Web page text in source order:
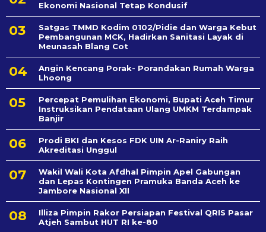
Ekonomi Nasional Tetap Kondusif
Satgas TMMD Kodim 0102/Pidie dan Warga Kebut
Pembangunan MCK, Hadirkan Sanitasi Layak di
Meunasah Blang Cot
Angin Kencang Porak- Porandakan Rumah Warga
Lhoong
Percepat Pemulihan Ekonomi, Bupati Aceh Timur
Instruksikan Pendataan Ulang UMKM Terdampak
Banjir
Prodi BKI dan Kesos FDK UIN Ar-Raniry Raih
Akreditasi Unggul
Wakil Wali Kota Afdhal Pimpin Apel Gabungan
dan Lepas Kontingen Pramuka Banda Aceh ke
Jambore Nasional XII
Illiza Pimpin Rakor Persiapan Festival QRIS Pasar
Atjeh Sambut HUT RI ke-80